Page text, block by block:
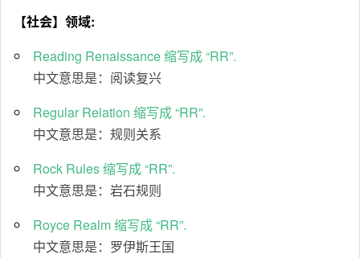
【社会】领域:
Reading Renaissance 缩写成 “RR”.
中文意思是：阅读复兴
Regular Relation 缩写成 “RR”.
中文意思是：规则关系
Rock Rules 缩写成 “RR”.
中文意思是：岩石规则
Royce Realm 缩写成 “RR”.
中文意思是：罗伊斯王国